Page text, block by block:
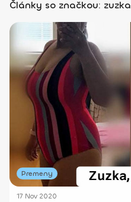
Články so značkou: zuzka
Premeny
17 Nov 2020